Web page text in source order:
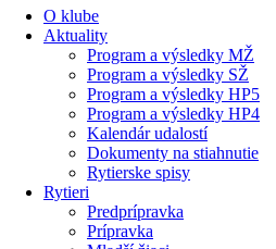
O klube
Aktuality
Program a výsledky MŽ
Program a výsledky SŽ
Program a výsledky HP5
Program a výsledky HP4
Kalendár udalostí
Dokumenty na stiahnutie
Rytierske spisy
Rytieri
Predprípravka
Prípravka